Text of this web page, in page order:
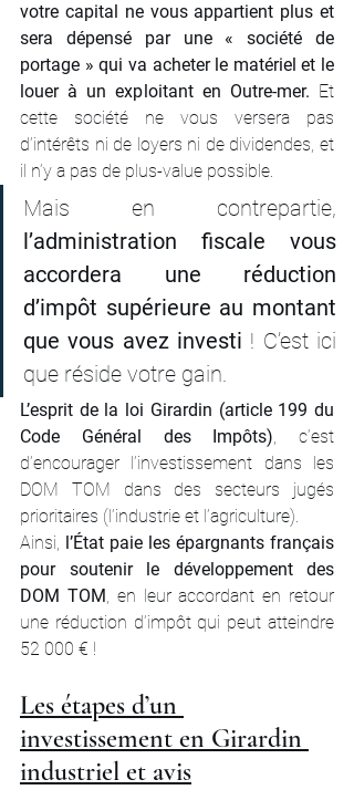
votre capital ne vous appartient plus et
sera dépensé par une « société de
portage » qui va acheter le matériel et le
louer à un exploitant en Outre-mer. Et
cette société ne vous versera pas
d’intérêts ni de loyers ni de dividendes, et
il n’y a pas de plus-value possible.
l’administration fiscale vous
accordera une réduction
d’impôt supérieure au montant
que vous avez investi ! C’est ici
que réside votre gain.
L’esprit de la loi Girardin (article 199 du
Code Général des Impôts), c’est
d’encourager l’investissement dans les
DOM TOM dans des secteurs jugés
prioritaires (l’industrie et l’agriculture).
Ainsi, l’État paie les épargnants français
pour soutenir le développement des
DOM TOM, en leur accordant en retour
une réduction d’impôt qui peut atteindre
52 000 € !
Les étapes d’un
investissement en Girardin
industriel et avis